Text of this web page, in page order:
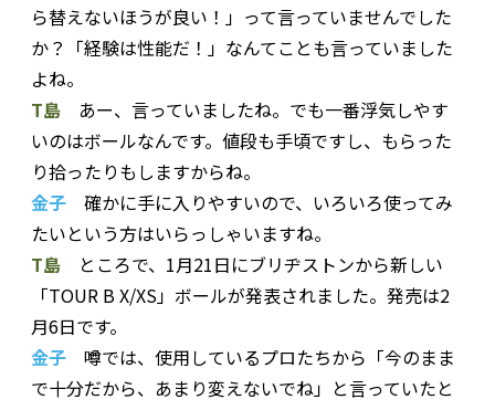
ら替えないほうが良い！」って言っていませんでした
か？「経験は性能だ！」なんてことも言っていました
よね。
T島 あー、言っていましたね。でも一番浮気しやす
いのはボールなんです。値段も手頃ですし、もらった
り拾ったりもしますからね。
金子 確かに手に入りやすいので、いろいろ使ってみ
たいという方はいらっしゃいますね。
T島 ところで、1月21日にブリヂストンから新しい
「TOUR B X/XS」ボールが発表されました。発売は2
月6日です。
金子 噂では、使用しているプロたちから「今のまま
で十分だから、あまり変えないでね」と言っていたと